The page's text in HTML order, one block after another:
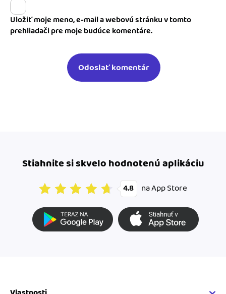
Uložiť moje meno, e-mail a webovú stránku v tomto
prehliadači pre moje budúce komentáre.
Stiahnite si skvelo hodnotenú aplikáciu
4.8 na App Store